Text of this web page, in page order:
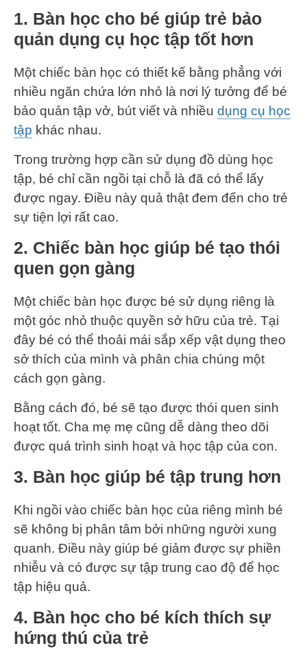
1. Bàn học cho bé giúp trẻ bảo
quản dụng cụ học tập tốt hơn
Một chiếc bàn học có thiết kế bằng phẳng với
nhiều ngăn chứa lớn nhỏ là nơi lý tưởng để bé
bảo quản tập vở, bút viết và nhiều dụng cụ học
tập khác nhau.
Trong trường hợp cần sử dụng đồ dùng học
tập, bé chỉ cần ngồi tại chỗ là đã có thể lấy
được ngay. Điều này quả thật đem đến cho trẻ
sự tiện lợi rất cao.
2. Chiếc bàn học giúp bé tạo thói
quen gọn gàng
Một chiếc bàn học được bé sử dụng riêng là
một góc nhỏ thuộc quyền sở hữu của trẻ. Tại
đây bé có thể thoải mái sắp xếp vật dụng theo
sở thích của mình và phân chia chúng một
cách gọn gàng.
Bằng cách đó, bé sẽ tạo được thói quen sinh
hoạt tốt. Cha mẹ mẹ cũng dễ dàng theo dõi
được quá trình sinh hoạt và học tập của con.
3. Bàn học giúp bé tập trung hơn
Khi ngồi vào chiếc bàn học của riêng mình bé
sẽ không bị phân tâm bởi những người xung
quanh. Điều này giúp bé giảm được sự phiền
nhiễu và có được sự tập trung cao độ để học
tập hiệu quả.
4. Bàn học cho bé kích thích sự
hứng thú của trẻ